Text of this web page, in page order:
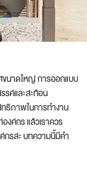
นาดใหญ่ การออกแบบ
รค์และสะท้อน
ธิภาพในการทำงาน
ค์กร แล้วเราควร
รล่ะ บทความนี้มีคำ